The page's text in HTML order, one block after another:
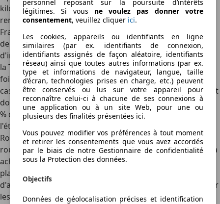
kilomètres. Autrement, la TVA facturée pourra être
remboursée lorsque le véhicule sera immatriculé en
France. La préfecture, lors de l'immatriculation, vous
demandera un quitus fiscal si vous êtes dans la situation
d'importer une voiture allemande. Pour un véhicule neuf,
la TVA allemande s'élève à 19% contre 20% en France. Une
fois arrivé en France, vous devrez payer la différence en
cas d'importation d'une voiture depuis l'Allemagne. L'achat
doit donc toujours se faire hors taxes. Il faut savoir que le
% d'écart fait diminuer la marge lors d'un achat à
l'étranger.
Rouler en Allemagne avec des plaques provisoires Pour
rouler en Allemagne avec votre nouveau véhicule, il faudra
acheter une plaque provisoire destinée à l'export. Ces
plaques sont de couleur rouge. Une compagnie
d'assurance allemande est aussi obligatoire pour effectuer
les kilomètres pour ramener l'auto en France.
personnel reposant sur la poursuite d’intérêts
légitimes. Si vous ne voulez pas donner votre
consentement, veuillez cliquer ici.
Les cookies, appareils ou identifiants en ligne
similaires (par ex. identifiants de connexion,
identifiants assignés de façon aléatoire, identifiants
réseau) ainsi que toutes autres informations (par ex.
type et informations de navigateur, langue, taille
d’écran, technologies prises en charge, etc.) peuvent
être conservés ou lus sur votre appareil pour
reconnaître celui-ci à chacune de ses connexions à
une application ou à un site Web, pour une ou
plusieurs des finalités présentées ici.
Vous pouvez modifier vos préférences à tout moment
et retirer les consentements que vous avez accordés
par le biais de notre Gestionnaire de confidentialité
sous la Protection des données.
Objectifs
Données de géolocalisation précises et identification